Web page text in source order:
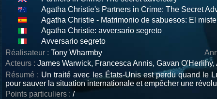
Agatha Christie's Partners in Crime: The Secret
Agatha Christie - Matrimonio de sabuesos: El
Agatha Christie: avversario segreto
Avversario segreto
Réalisateur : Tony Wharmby
Acteurs : James Warwick, Francesca Annis, Gavan
Résumé : Un traité avec les États-Unis est perdu quand le
pour sauver la situation internationale et empêcher une
Points particuliers : /